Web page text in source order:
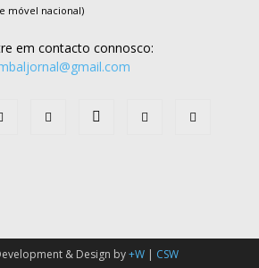
móvel nacional)
em contacto connosco:
& Design by+W | CSW